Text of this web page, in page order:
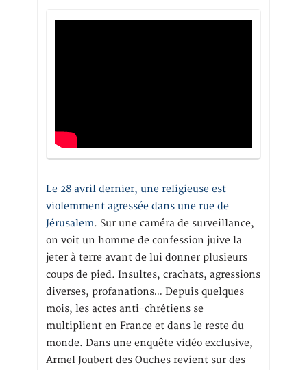
Le 28 avril dernier, une religieuse est
violemment agressée dans une rue de
Jérusalem. Sur une caméra de surveillance,
on voit un homme de confession juive la
jeter à terre avant de lui donner plusieurs
coups de pied. Insultes, crachats, agressions
diverses, profanations… Depuis quelques
mois, les actes anti-chrétiens se
multiplient en France et dans le reste du
monde. Dans une enquête vidéo exclusive,
Armel Joubert des Ouches revient sur des